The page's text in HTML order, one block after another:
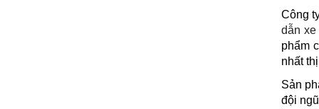
Công
dẫn xe
phẩm
nhất
Sản
đội